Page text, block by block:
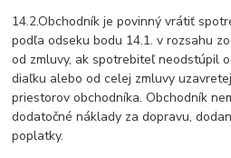
14.2.Obchodník je povinný vrátiť
podľa odseku bodu 14.1. v rozsahu
od zmluvy, ak spotrebiteľ neodstúpil
diaľku alebo od celej zmluvy
priestorov obchodníka. Obchodník
dodatočné náklady za dopravu,
poplatky.